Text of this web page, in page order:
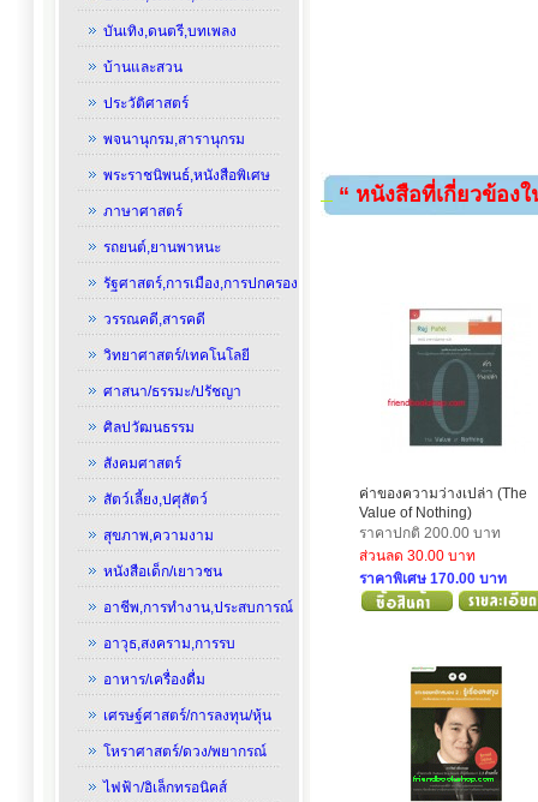
บันเทิง,ดนตรี,บทเพลง
บ้านและสวน
ประวัติศาสตร์
พจนานุกรม,สารานุกรม
พระราชนิพนธ์,หนังสือพิเศษ
ภาษาศาสตร์
รถยนต์,ยานพาหนะ
รัฐศาสตร์,การเมือง,การปกครอง
วรรณคดี,สารคดี
วิทยาศาสตร์/เทคโนโลยี
ศาสนา/ธรรมะ/ปรัชญา
ศิลปวัฒนธรรม
สังคมศาสตร์
สัตว์เลี้ยง,ปศุสัตว์
สุขภาพ,ความงาม
หนังสือเด็ก/เยาวชน
อาชีพ,การทำงาน,ประสบการณ์
อาวุธ,สงคราม,การรบ
อาหาร/เครื่องดื่ม
เศรษฐ์ศาสตร์/การลงทุน/หุ้น
โหราศาสตร์/ดวง/พยากรณ์
ไฟฟ้า/อิเล็กทรอนิคส์
“ หนังสือที่เกี่ยวข้อง
ค่าของความว่างเปล่า (The
Value of Nothing)
ราคาปกติ 200.00 บาท
ส่วนลด 30.00 บาท
ราคาพิเศษ 170.00 บาท